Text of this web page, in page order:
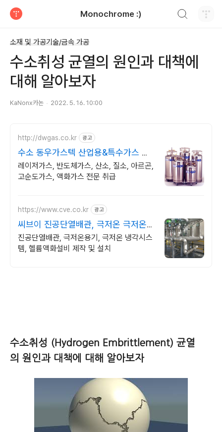
Monochrome :)
소재 및 가공기술/금속 가공
수소취성 균열의 원인과 대책에
대해 알아보자
KaNonx카논 2022. 5. 16. 10:00
http://dwgas.co.kr 광고
수소 동우가스텍 산업용&특수가스 공
급전문
레이저가스, 반도체가스, 산소, 질소, 아르곤,
고순도가스, 액화가스 전문 취급
https://www.cve.co.kr 광고
씨브이 진공단열배관, 극저온 극저온용
기 제작
진공단열배관, 극저온용기, 극저온 냉각시스
템, 헬륨액화설비 제작 및 설치
수소취성 (Hydrogen Embrittlement) 균열
의 원인과 대책에 대해 알아보자